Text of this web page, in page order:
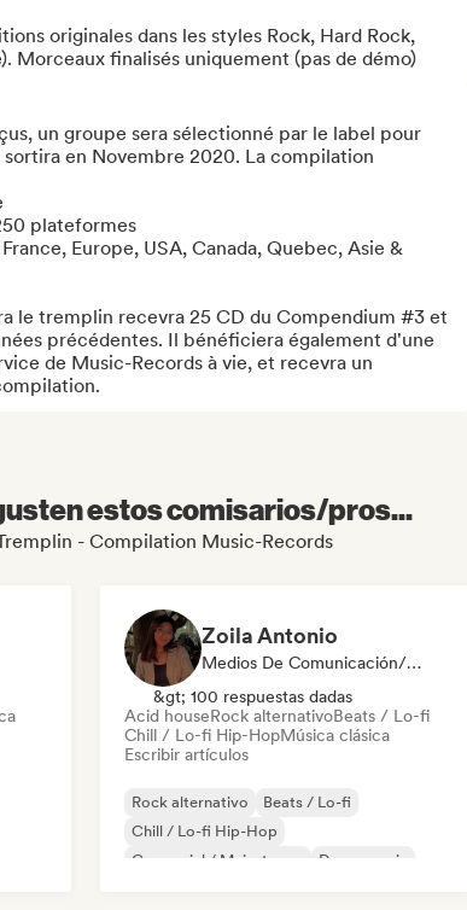
originales dans les styles Rock, Hard Rock,
Morceaux finalisés uniquement (pas de démo)
un groupe sera sélectionné par le label pour
en Novembre 2020. La compilation
plateformes
Europe, USA, Canada, Quebec, Asie &
le tremplin recevra 25 CD du Compendium #3 et
précédentes. Il bénéficiera également d'une
de Music-Records à vie, et recevra un
estos comisarios/pros...
- Compilation Music-Records
Zoila Antonio
Medios De Comunicación/Periodista
&gt; 100 respuestas dadas
Acid houseRock alternativoBeats / Lo-fi
Chill / Lo-fi Hip-HopMúsica clásica
Escribir artículos
Rock alternativo
Beats / Lo-fi
Chill / Lo-fi Hip-Hop
Comercial / Mainstream
Dance music